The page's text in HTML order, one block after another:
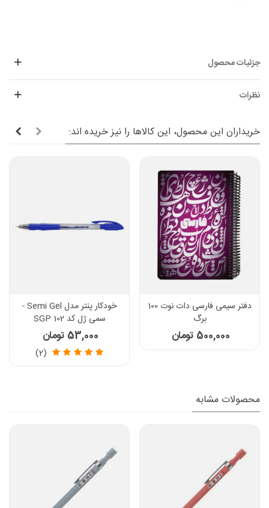
جزئیات محصول
نظرات
خریداران این محصول، این کالاها را نیز خریده اند:
دفتر سیمی فارسی دات نوت 100
برگ
500,000 تومان
خودکار پنتر مدل Semi Gel -
سمی ژل کد SGP 102
53,000 تومان
(2)
محصولات مشابه